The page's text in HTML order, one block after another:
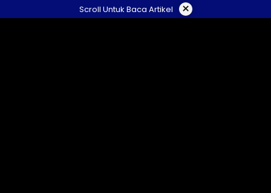
to
Scroll Untuk Baca Artikel ×